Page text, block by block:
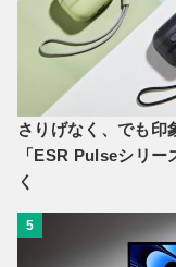
さりげなく、でも印
「ESR Pulseシリ
く
5